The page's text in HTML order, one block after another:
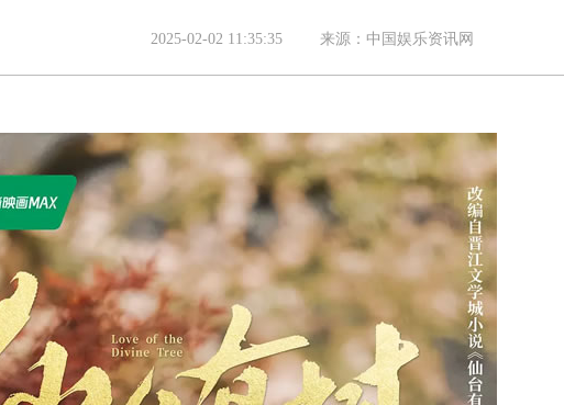
2025-02-02 11:35:35 来源：中国娱乐资讯网